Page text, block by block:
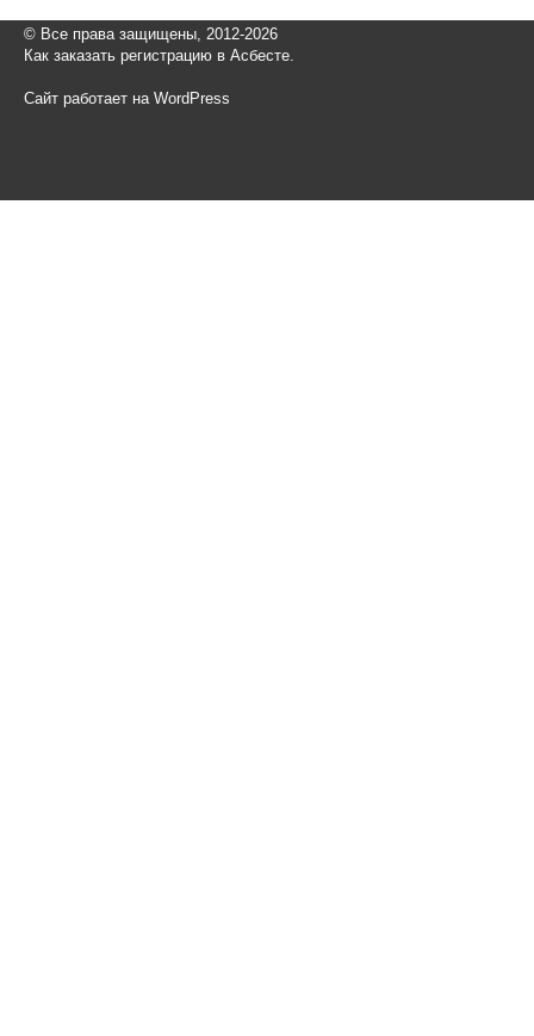
© Все права защищены, 2012-2026
Как заказать регистрацию в Асбесте.
Сайт работает на WordPress